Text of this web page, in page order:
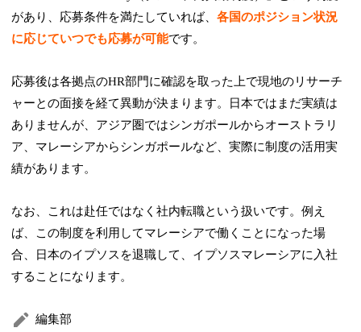
があり、応募条件を満たしていれば、各国のポジション状況
に応じていつでも応募が可能です。
応募後は各拠点のHR部門に確認を取った上で現地のリサーチ
ャーとの面接を経て異動が決まります。日本ではまだ実績は
ありませんが、アジア圏ではシンガポールからオーストラリ
ア、マレーシアからシンガポールなど、実際に制度の活用実
績があります。
なお、これは赴任ではなく社内転職という扱いです。例え
ば、この制度を利用してマレーシアで働くことになった場
合、日本のイプソスを退職して、イプソスマレーシアに入社
することになります。
編集部